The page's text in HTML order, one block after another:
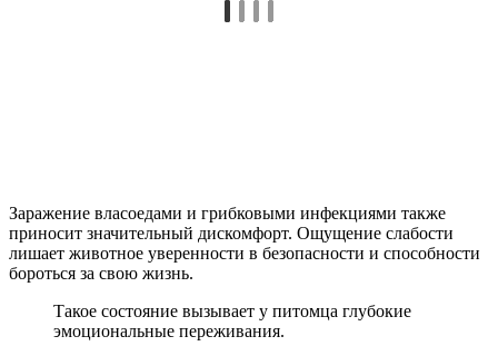
Заражение власоедами и грибковыми инфекциями также
приносит значительный дискомфорт. Ощущение слабости
лишает животное уверенности в безопасности и способности
бороться за свою жизнь.
Такое состояние вызывает у питомца глубокие
эмоциональные переживания.